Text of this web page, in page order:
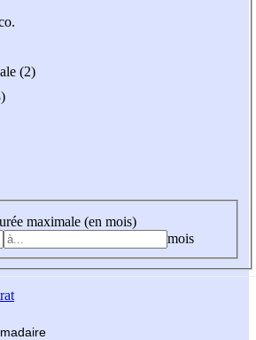
(2)
maximale (en mois)
mois
madaire